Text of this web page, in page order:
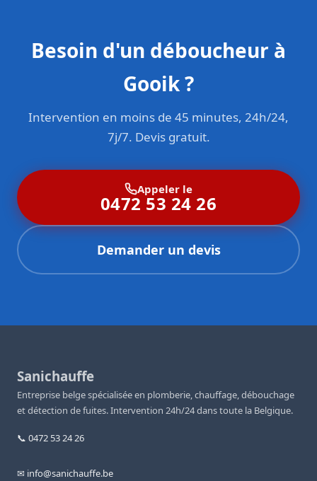
Besoin d'un déboucheur à
Gooik ?
Intervention en moins de 45 minutes, 24h/24,
7j/7. Devis gratuit.
Appeler le
0472 53 24 26
Demander un devis
Sanichauffe
Entreprise belge spécialisée en plomberie, chauffage, débouchage
et détection de fuites. Intervention 24h/24 dans toute la Belgique.
📞 0472 53 24 26
✉ info@sanichauffe.be